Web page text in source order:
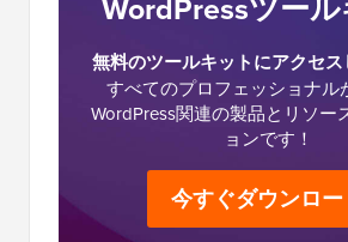
無料のツールキットにアクセス
すべてのプロフェッショナル
WordPress関連の製品とリソー
ョンです！
今すぐダウンロー